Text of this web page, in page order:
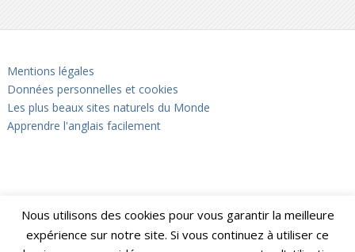
Mentions légales
Données personnelles et cookies
Les plus beaux sites naturels du Monde
Apprendre l'anglais facilement
Nous utilisons des cookies pour vous garantir la meilleure
expérience sur notre site. Si vous continuez à utiliser ce